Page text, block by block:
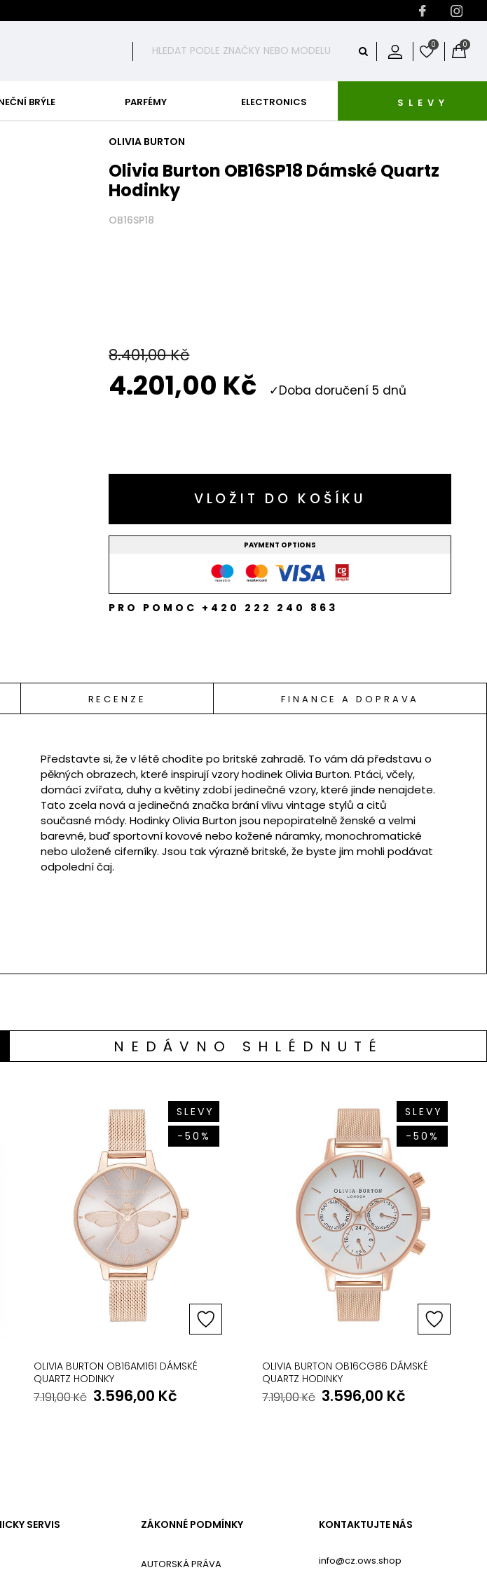
0
0
BRÝLE PARFÉMY ELECTRONICS SLEVY
OLIVIA BURTON
Olivia Burton OB16SP18 Dámské Quartz
Hodinky
OB16SP18
8.401,00Kč
4.201,00 Kč Doba doručení 5 dnů
VLOŽIT DO KOŠÍKU
PAYMENT OPTIONS
PRO POMOC +420 222 240 863
RECENZE FINANCE A DOPRAVA
Představte si, že v létě chodíte po britské zahradě. To vám dá představu o
pěkných obrazech, které inspirují vzory hodinek Olivia Burton. Ptáci, včely,
domácí zvířata, duhy a květiny zdobí jedinečné vzory, které jinde nenajdete.
Tato zcela nová a jedinečná značka brání vlivu vintage stylů a citů
současné módy. Hodinky Olivia Burton jsou nepopiratelně ženské a velmi
barevné, buď sportovní kovové nebo kožené náramky, monochromatické
nebo uložené ciferníky. Jsou tak výrazně britské, že byste jim mohli podávat
odpolední čaj.
NEDÁVNO SHLÉDNUTÉ
SLEVY
-50%
OLIVIA BURTON OB16AM161 DÁMSKÉ
QUARTZ HODINKY
7.191,00Kč 3.596,00 Kč
SLEVY
-50%
OLIVIA BURTON OB16CG86 DÁMSKÉ
QUARTZ HODINKY
7.191,00Kč 3.596,00 Kč
SERVIS ZÁKONNÉ PODMÍNKY
AUTORSKÁ PRÁVA
KONTAKTUJTE NÁS
info@cz.ows.shop